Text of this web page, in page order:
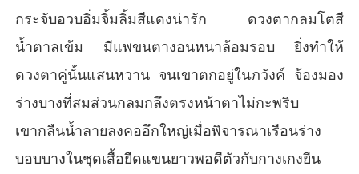
กระจับอวบอิ่มจิ้มลิ้มสีแดงน่ารัก ดวงตากลมโตสี
น้ำตาลเข้ม มีแพขนตางอนหนาล้อมรอบ ยิ่งทำให้
ดวงตาคู่นั้นแสนหวาน จนเขาตกอยู่ในภวังค์ จ้องมอง
ร่างบางที่สมส่วนกลมกลึงตรงหน้าตาไม่กะพริบ
เขากลืนน้ำลายลงคออึกใหญ่เมื่อพิจารณาเรือนร่าง
บอบบางในชุดเสื้อยืดแขนยาวพอดีตัวกับกางเกงยีน